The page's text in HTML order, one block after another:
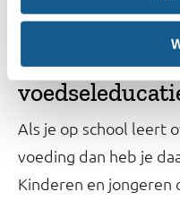
Waarom
Als je op school leert
voeding dan heb je
Kinderen en jongeren